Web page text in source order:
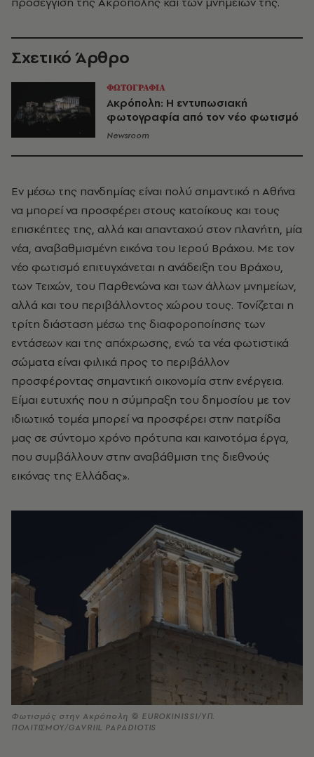
Σχετικό Άρθρο
ΦΩΤΟΓΡΑΦΙΑ
Ακρόπολη: Η εντυπωσιακή
φωτογραφία από τον νέο φωτισμό
Newsroom
Εν μέσω της πανδημίας είναι πολύ σημαντικό η Αθήνα
να μπορεί να προσφέρει στους κατοίκους και τους
επισκέπτες της, αλλά και απανταχού στον πλανήτη, μία
νέα, αναβαθμισμένη εικόνα του Ιερού Βράχου. Με τον
νέο φωτισμό επιτυγχάνεται η ανάδειξη του Βράχου,
των Τειχών, του Παρθενώνα και των άλλων μνημείων,
αλλά και του περιβάλλοντος χώρου τους. Τονίζεται η
τρίτη διάσταση μέσω της διαφοροποίησης των
εντάσεων και της απόχρωσης, ενώ τα νέα φωτιστικά
σώματα είναι φιλικά προς το περιβάλλον
προσφέροντας σημαντική οικονομία στην ενέργεια.
Είμαι ευτυχής που η σύμπραξη του δημοσίου με τον
ιδιωτικό τομέα μπορεί να προσφέρει στην πατρίδα
μας σε σύντομο χρόνο πρότυπα και καινοτόμα έργα,
που συμβάλλουν στην αναβάθμιση της διεθνούς
εικόνας της Ελλάδας».
Φωτισμός στην Ακρόπολη © EUROKINISSI/ΥΠ.
ΠΟΛΙΤΙΣΜΟΥ/GAVRIIL PAPADIOTIS